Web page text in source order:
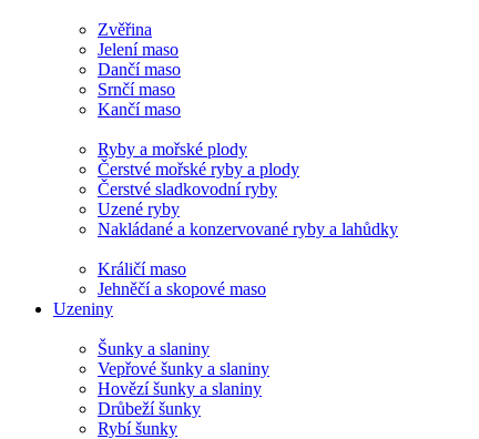
Zvěřina
Jelení maso
Dančí maso
Srnčí maso
Kančí maso
Ryby a mořské plody
Čerstvé mořské ryby a plody
Čerstvé sladkovodní ryby
Uzené ryby
Nakládané a konzervované ryby a lahůdky
Králičí maso
Jehněčí a skopové maso
Uzeniny
Šunky a slaniny
Vepřové šunky a slaniny
Hovězí šunky a slaniny
Drůbeží šunky
Rybí šunky